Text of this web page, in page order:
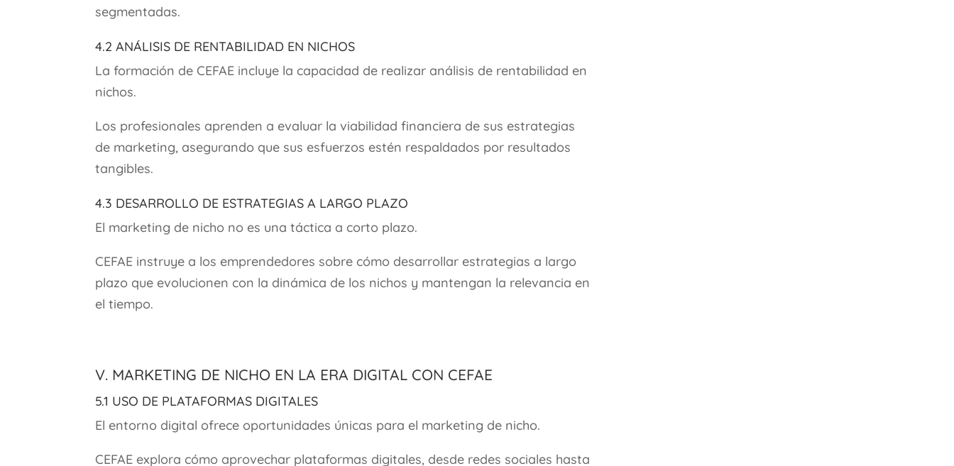
segmentadas.
4.2 Análisis de Rentabilidad en Nichos
La formación de CEFAE incluye la capacidad de realizar análisis de rentabilidad en
nichos.
Los profesionales aprenden a evaluar la viabilidad financiera de sus estrategias
de marketing, asegurando que sus esfuerzos estén respaldados por resultados
tangibles.
4.3 Desarrollo de Estrategias a Largo Plazo
El marketing de nicho no es una táctica a corto plazo.
CEFAE instruye a los emprendedores sobre cómo desarrollar estrategias a largo
plazo que evolucionen con la dinámica de los nichos y mantengan la relevancia en
el tiempo.
V. Marketing de Nicho en la Era Digital con CEFAE
5.1 Uso de Plataformas Digitales
El entorno digital ofrece oportunidades únicas para el marketing de nicho.
CEFAE explora cómo aprovechar plataformas digitales, desde redes sociales hasta